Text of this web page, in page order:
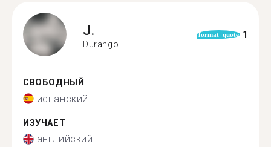
J.
Durango
format_quote 1
СВОБОДНЫЙ
испанский
ИЗУЧАЕТ
английский